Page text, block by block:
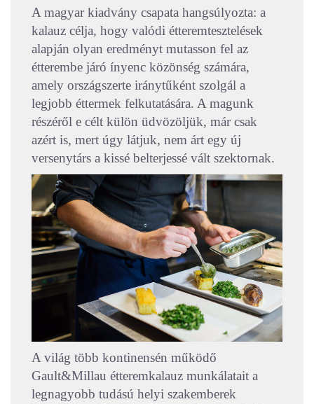
A magyar kiadvány csapata hangsúlyozta: a
kalauz célja, hogy valódi étteremtesztelések
alapján olyan eredményt mutasson fel az
étterembe járó ínyenc közönség számára,
amely országszerte iránytűként szolgál a
legjobb éttermek felkutatására. A magunk
részéről e célt külön üdvözöljük, már csak
azért is, mert úgy látjuk, nem árt egy új
versenytárs a kissé belterjessé vált szektornak.
A világ több kontinensén működő
Gault&Millau étteremkalauz munkálatait a
legnagyobb tudású helyi szakemberek